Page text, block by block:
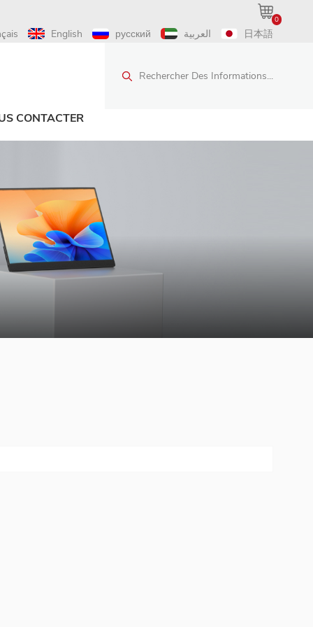
0
English русский العربية 日本語
Rechercher Des Informations...
CONTACTER